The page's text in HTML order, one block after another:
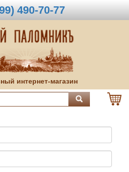
490-70-77
интернет-магазин